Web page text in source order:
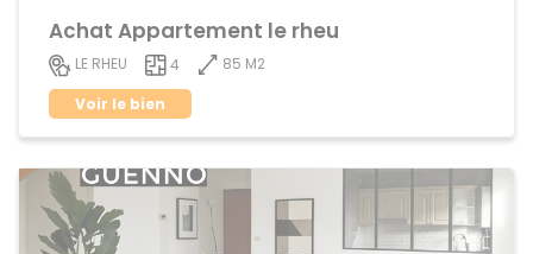
Achat Appartement le rheu
LE RHEU 4
85 M2
Voir le bien